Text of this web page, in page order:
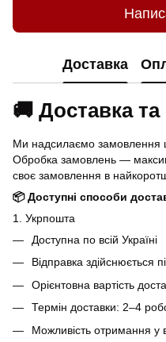
Доставка
🚚 Доставка
Ми надсилаємо замовлення
Обробка замовлень —
своє замовлення в
📦 Доступні способи
1. Укрпошта
Доступна по всій Україні
Відправка здійснюється
Орієнтовна вартість
Термін доставки: 2–4
Можливість отримання у